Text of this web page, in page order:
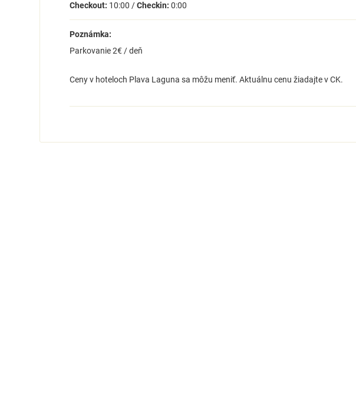
Checkout: 10:00 /Checkin: 0:00
Poznámka:
Parkovanie 2€ / deň
Ceny v hoteloch Plava Laguna sa môžu meniť. Aktuálnu cenu žiadajte v CK.